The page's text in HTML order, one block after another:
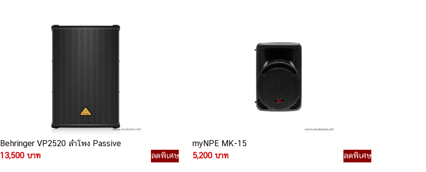
Behringer VP2520 ลำโพง Passive
13,500 บาท
ลดพิเศษ
myNPE MK-15
5,200 บาท
ลดพิเศษ